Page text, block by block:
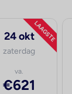
LAAGSTE
24 okt
zaterdag
va.
€621